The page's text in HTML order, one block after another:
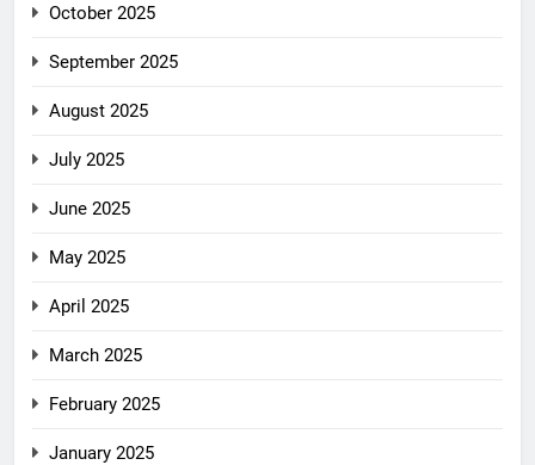
October 2025
September 2025
August 2025
July 2025
June 2025
May 2025
April 2025
March 2025
February 2025
January 2025